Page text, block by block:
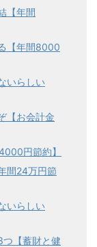
【年間
【年間8000
いらしい
【お会計金
円節約】
間24万円節
いらしい
【蓄財と健